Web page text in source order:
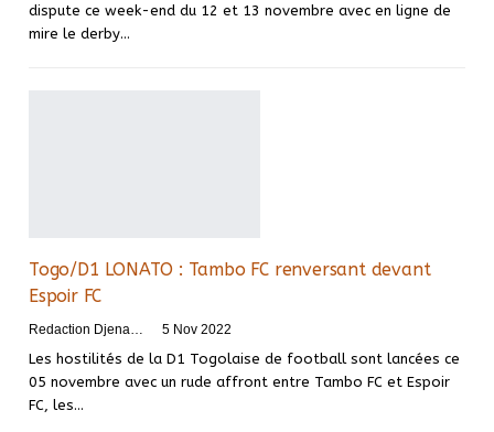
dispute ce week-end du 12 et 13 novembre avec en ligne de
mire le derby…
Togo/D1 LONATO : Tambo FC renversant devant
Espoir FC
Redaction DjenaSport 5 Nov 2022
Les hostilités de la D1 Togolaise de football sont lancées ce
05 novembre avec un rude affront entre Tambo FC et Espoir
FC, les…